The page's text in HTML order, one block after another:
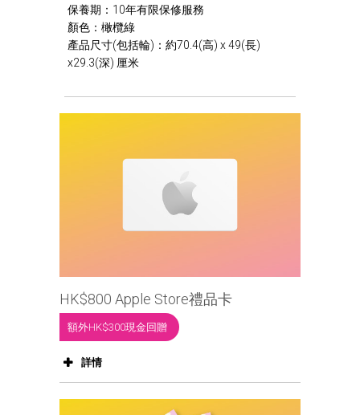
保養期：10年有限保修服務
顏色：橄欖綠
產品尺寸(包括輪)：約70.4(高) x 49(長)
x29.3(深) 厘米
HK$800 Apple Store禮品卡
額外HK$300現金回贈
詳情